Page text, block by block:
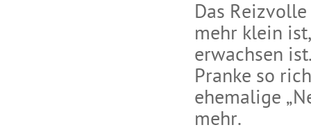
Das
mehr klein
erwachsen
Pranke so
ehemalige
mehr.